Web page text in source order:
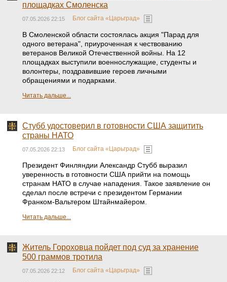
площадках Смоленска
07.05.2026 22:15 Блог сайта «Царьград»
В Смоленской области состоялась акция "Парад для
одного ветерана", приуроченная к чествованию
ветеранов Великой Отечественной войны. На 12
площадках выступили военнослужащие, студенты и
волонтеры, поздравившие героев личными
обращениями и подарками.
Читать дальше...
Стубб удостоверил в готовности США защитить
страны НАТО
07.05.2026 22:13 Блог сайта «Царьград»
Президент Финляндии Александр Стубб выразил
уверенность в готовности США прийти на помощь
странам НАТО в случае нападения. Такое заявление он
сделал после встречи с президентом Германии
Франком-Вальтером Штайнмайером.
Читать дальше...
Житель Гороховца пойдет под суд за хранение
500 граммов тротила
07.05.2026 22:12 Блог сайта «Царьград»